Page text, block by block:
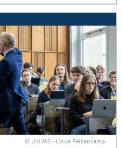
© Uni MS - Linus Peikenkamp